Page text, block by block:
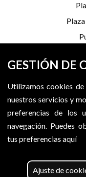
GESTIÓN DE
Utilizamos cookies
nuestros servicios y
preferencias de los
navegación. Puedes
tus preferencias aquí
Ajuste de
Aviso legal